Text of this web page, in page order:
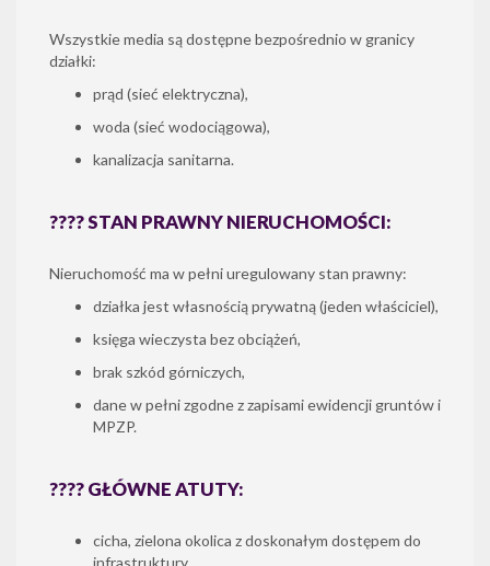
Wszystkie media są dostępne bezpośrednio w granicy
działki:
prąd (sieć elektryczna),
woda (sieć wodociągowa),
kanalizacja sanitarna.
???? STAN PRAWNY NIERUCHOMOŚCI:
Nieruchomość ma w pełni uregulowany stan prawny:
działka jest własnością prywatną (jeden właściciel),
księga wieczysta bez obciążeń,
brak szkód górniczych,
dane w pełni zgodne z zapisami ewidencji gruntów i
MPZP.
???? GŁÓWNE ATUTY:
cicha, zielona okolica z doskonałym dostępem do
infrastruktury,